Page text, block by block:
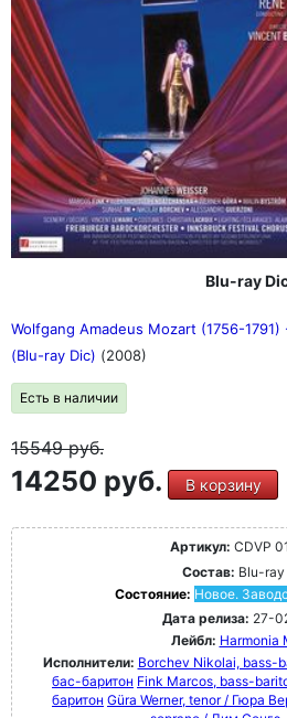
Blu-ray
Wolfgang Amadeus Mozart (1756-
(Blu-ray Dic) (2008)
Есть в наличии
15549руб.
14250 руб. В корзину
Артикул: CDVP
Состав: Blu-ray
Состояние: Новое.
Дата релиза: 27-
Лейбл: Harmonia
Исполнители: Borchev Nikolai, bass-
бас-баритон Fink Marcos, bass-
баритон Güra Werner, tenor / Гюра